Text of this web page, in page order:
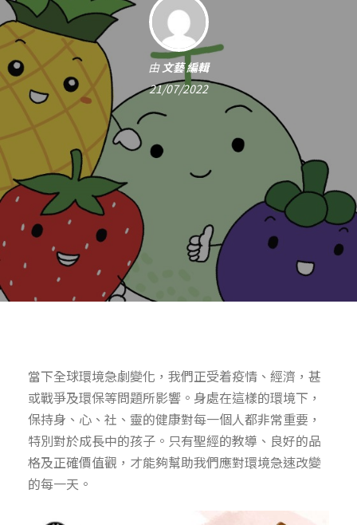
由 文藝 編輯
21/07/2022
當下全球環境急劇變化，我們正受着疫情、經濟，甚
或戰爭及環保等問題所影響。身處在這樣的環境下，
保持身、心、社、靈的健康對每一個人都非常重要，
特別對於成長中的孩子。只有聖經的教導、良好的品
格及正確價值觀，才能夠幫助我們應對環境急速改變
的每一天。